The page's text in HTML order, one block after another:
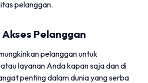
pelanggan.
Pelanggan
pelanggan untuk
layanan Anda kapan saja dan di
penting dalam dunia yang serba